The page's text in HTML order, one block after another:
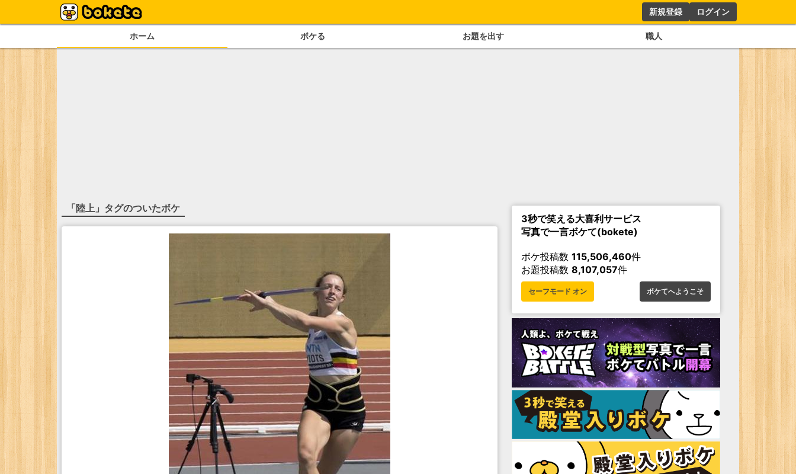
新規登録 ログイン
ホーム ボケる お題を出す 職人
「陸上 」タグのついたボケ
3秒で笑える大喜利サービス
写真で一言ボケて(bokete)
ボケ投稿数 115,506,460件
お題投稿数 8,107,057件
セーフモード オン ボケてへようこそ